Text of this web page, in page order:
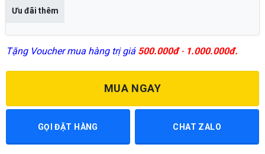
Ưu đãi thêm
Tặng Voucher mua hàng trị giá 500.000đ-1.000.000đ.
MUA NGAY
GỌI ĐẶT HÀNG CHAT ZALO